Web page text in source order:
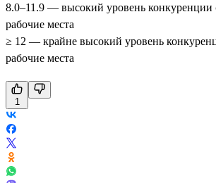
8.0–11.9 — высокий уровень конкуренции
рабочие места
≥ 12 — крайне высокий уровень
рабочие места
1